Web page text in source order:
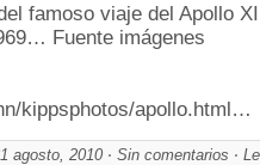
famoso viaje del Apollo
Fuente imágenes
kippsphotos/apollo.html…
agosto, 2010 Sin comentarios